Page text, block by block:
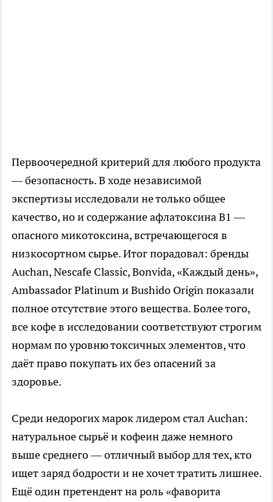
Первоочередной критерий для любого продукта
— безопасность. В ходе независимой
экспертизы исследовали не только общее
качество, но и содержание афлатоксина B1 —
опасного микотоксина, встречающегося в
низкосортном сырье. Итог порадовал: бренды
Auchan, Nescafe Classic, Bonvida, «Каждый день»,
Ambassador Platinum и Bushido Origin показали
полное отсутствие этого вещества. Более того,
все кофе в исследовании соответствуют строгим
нормам по уровню токсичных элементов, что
даёт право покупать их без опасений за
здоровье.
Среди недорогих марок лидером стал Auchan:
натуральное сырьё и кофеин даже немного
выше среднего — отличный выбор для тех, кто
ищет заряд бодрости и не хочет тратить лишнее.
Ещё один претендент на роль «фаворита